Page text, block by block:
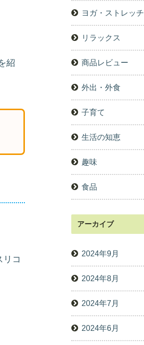
紹
リコ
ヨガ・ストレッチ
リラックス
商品レビュー
外出・外食
子育て
生活の知恵
趣味
食品
アーカイブ
2024年9月
2024年8月
2024年7月
2024年6月